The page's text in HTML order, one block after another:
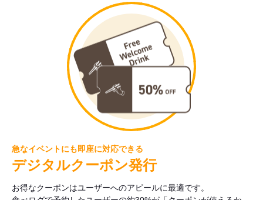
急なイベントにも即座に対応できる
デジタルクーポン発行
お得なクーポンはユーザーへのアピールに最適です。